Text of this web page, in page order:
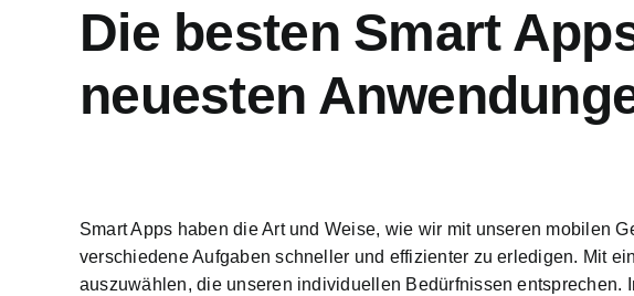
Die besten Smart
neuesten
Smart Apps haben die Art und Weise, wie wir mit unseren mobilen
verschiedene Aufgaben schneller und effizienter zu erledigen. Mit
auszuwählen, die unseren individuellen Bedürfnissen entsprechen.